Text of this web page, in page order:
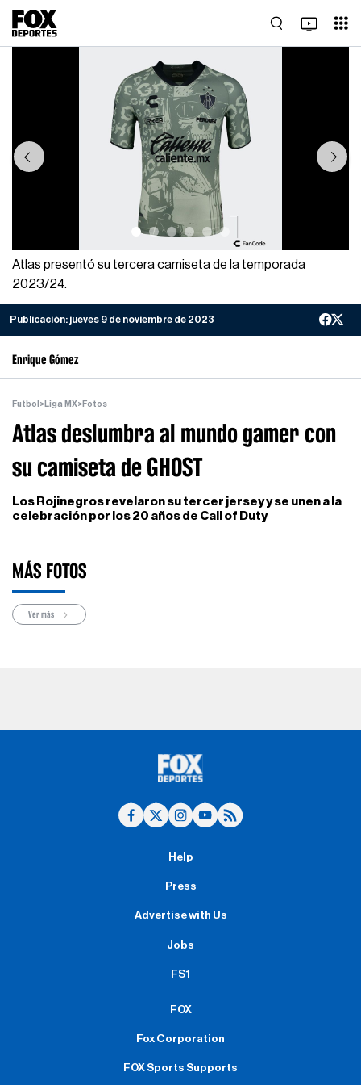
Previous Next
Atlas presentó su tercera camiseta de la temporada
2023/24.
Publicación: jueves 9 de noviembre de 2023
Enrique Gómez
Futbol >Liga MX>Fotos
Atlas deslumbra al mundo gamer con
su camiseta de GHOST
Los Rojinegros revelaron su tercer jersey y se unen a la
celebración por los 20 años de Call of Duty
MÁS FOTOS
Ver más
Help
Press
Advertise with Us
Jobs
FS1
FOX
Fox Corporation
FOX Sports Supports